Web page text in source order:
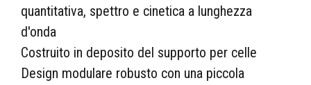
quantitativa, spettro e cinetica a lunghezza
d'onda
Costruito in deposito del supporto per celle
Design modulare robusto con una piccola